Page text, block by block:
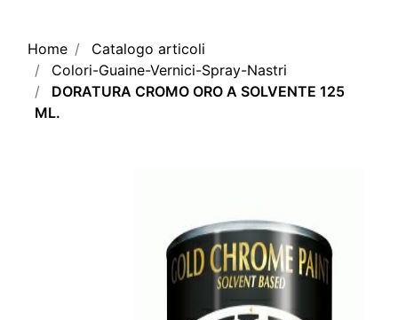
Home
Catalogo articoli
Colori-Guaine-Vernici-Spray-Nastri
DORATURA CROMO ORO A SOLVENTE 125
ML.